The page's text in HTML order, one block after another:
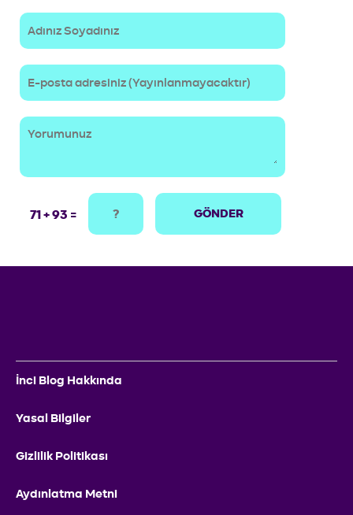
71 + 93 = GÖNDER
İnci Blog Hakkında
Yasal Bilgiler
Gizlilik Politikası
Aydınlatma Metni